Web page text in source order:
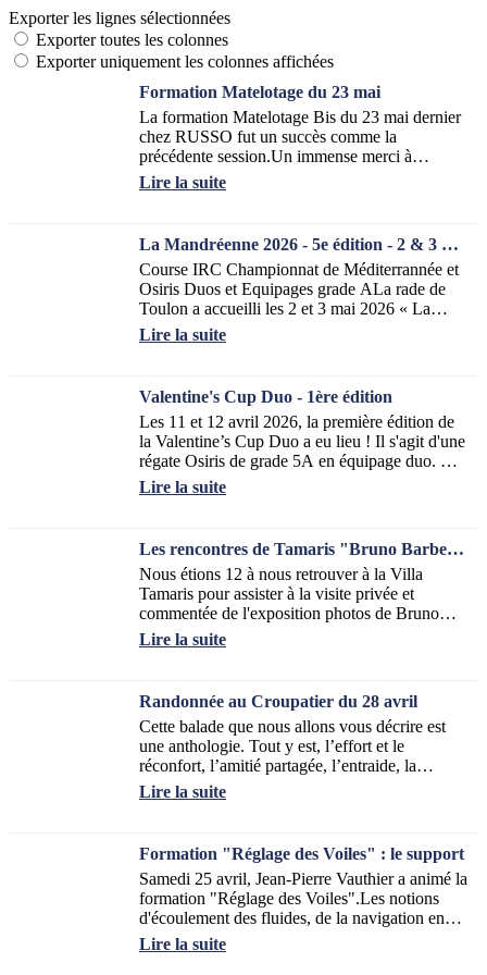
Exporter les lignes sélectionnées
Exporter toutes les colonnes
Exporter uniquement les colonnes affichées
Formation Matelotage du 23 mai
La formation Matelotage Bis du 23 mai dernier
chez RUSSO fut un succès comme la
précédente session.Un immense merci à
Benjamin pour son accueil et sa disponibilité
ainsi que...
Lire la suite
La Mandréenne 2026 - 5e édition - 2 & 3 mai
Course IRC Championnat de Méditerrannée et
Osiris Duos et Equipages grade ALa rade de
Toulon a accueilli les 2 et 3 mai 2026 « La
Mandréenne » réunissant les classes IRC et...
Lire la suite
Valentine's Cup Duo - 1ère édition
Les 11 et 12 avril 2026, la première édition de
la Valentine’s Cup Duo a eu lieu ! Il s'agit d'une
régate Osiris de grade 5A en équipage duo. Elle
a réuni 18 bateaux soit 36...
Lire la suite
Les rencontres de Tamaris "Bruno Barbey" du 6 mai
Nous étions 12 à nous retrouver à la Villa
Tamaris pour assister à la visite privée et
commentée de l'exposition photos de Bruno
Barbey.Un régal pour les yeux, de la couleur
et...
Lire la suite
Randonnée au Croupatier du 28 avril
Cette balade que nous allons vous décrire est
une anthologie. Tout y est, l’effort et le
réconfort, l’amitié partagée, l’entraide, la
sécurité autour de notre guide randonneur...
Lire la suite
Formation "Réglage des Voiles" : le support
Samedi 25 avril, Jean-Pierre Vauthier a animé la
formation "Réglage des Voiles".Les notions
d'écoulement des fluides, de la navigation en
sous-puissance ou en surpuissance...
Lire la suite